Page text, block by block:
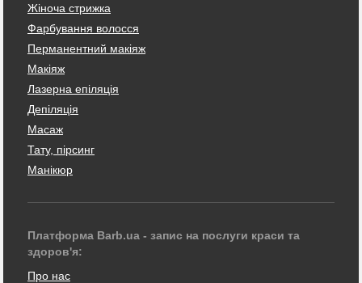
Жіноча стрижка
Фарбування волосся
Перманентний макіяж
Макіяж
Лазерна епіляція
Депіляція
Масаж
Тату, пірсинг
Манікюр
Платформа Barb.ua - запис на послуги краси та
здоров'я:
Про нас